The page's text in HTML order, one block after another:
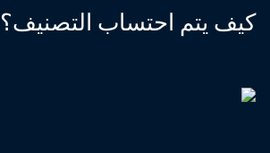
كيف يتم احتساب التصنيف؟